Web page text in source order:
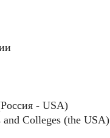
- USA)
Colleges (the USA)